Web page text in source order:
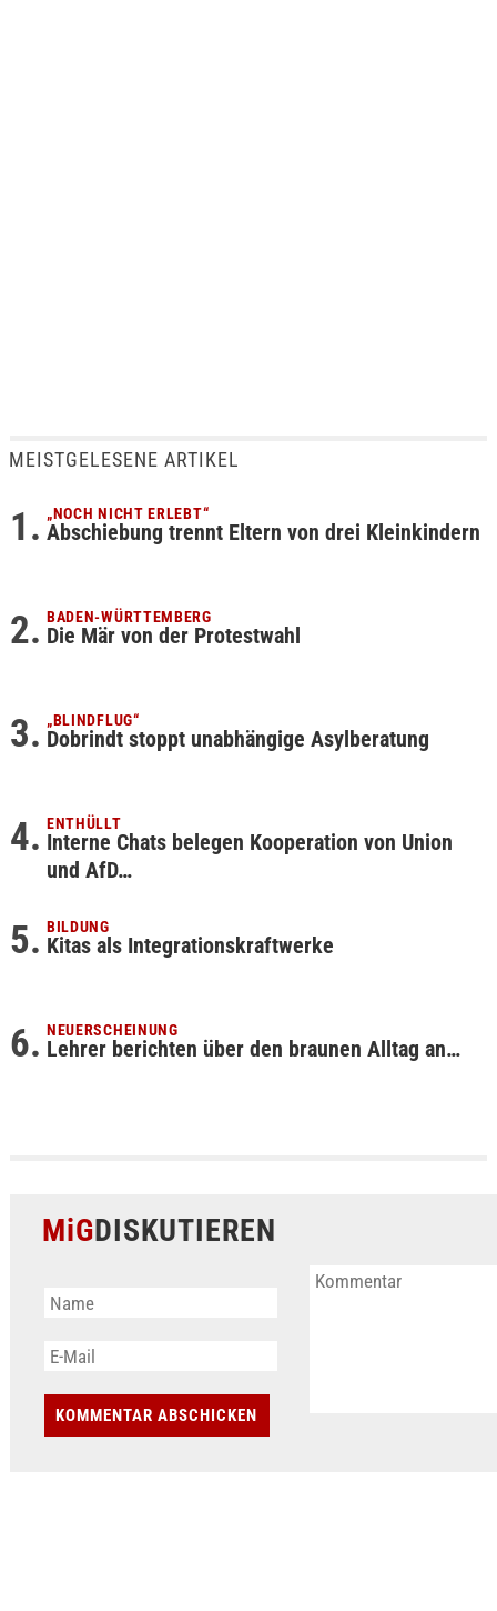
MEISTGELESENE ARTIKEL
„NOCH NICHT ERLEBT“
Abschiebung trennt Eltern von drei Kleinkindern
BADEN-WÜRTTEMBERG
Die Mär von der Protestwahl
„BLINDFLUG“
Dobrindt stoppt unabhängige Asylberatung
ENTHÜLLT
Interne Chats belegen Kooperation von Union
und AfD…
BILDUNG
Kitas als Integrationskraftwerke
NEUERSCHEINUNG
Lehrer berichten über den braunen Alltag an…
MiGDISKUTIEREN